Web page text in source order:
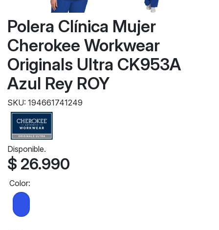
Polera Clínica Mujer
Cherokee Workwear
Originals Ultra CK953A
Azul Rey ROY
SKU: 194661741249
Disponible.
$ 26.990
Color: